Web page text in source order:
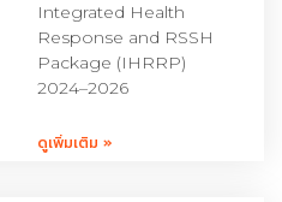
Integrated Health
Response and RSSH
Package (IHRRP)
2024–2026
ดูเพิ่มเติม »